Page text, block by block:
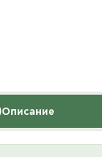
Описание